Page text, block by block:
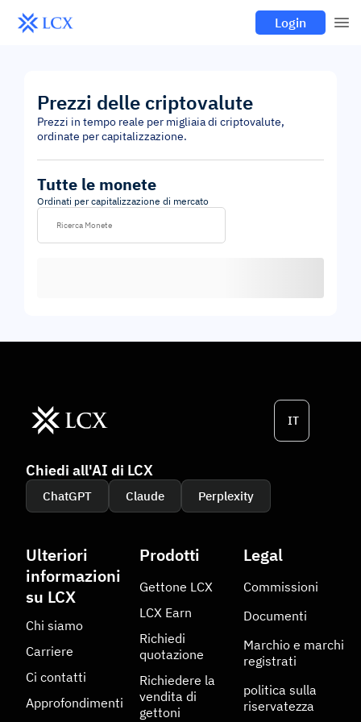
Login
Prezzi delle criptovalute
Prezzi in tempo reale per migliaia di criptovalute,
ordinate per capitalizzazione.
Tutte le monete
Ordinati per capitalizzazione di mercato
IT
Chiedi all'AI di LCX
ChatGPT Claude Perplexity
Ulteriori
informazioni
su LCX
Chi siamo
Carriere
Ci contatti
Approfondimenti
Prodotti
Gettone LCX
LCX Earn
Richiedi
quotazione
Richiedere la
vendita di
gettoni
Legal
Commissioni
Documenti
Marchio e marchi
registrati
politica sulla
riservatezza